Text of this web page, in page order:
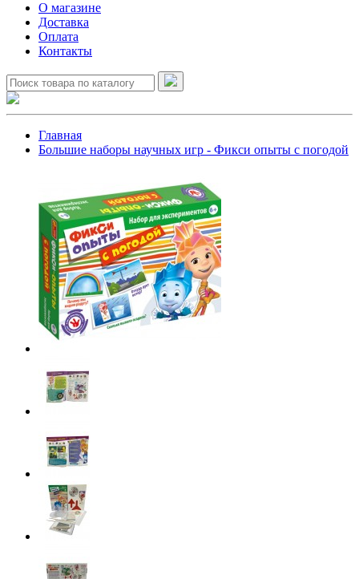
О магазине
Доставка
Оплата
Контакты
Главная
Большие наборы научных игр - Фикси опыты с погодой